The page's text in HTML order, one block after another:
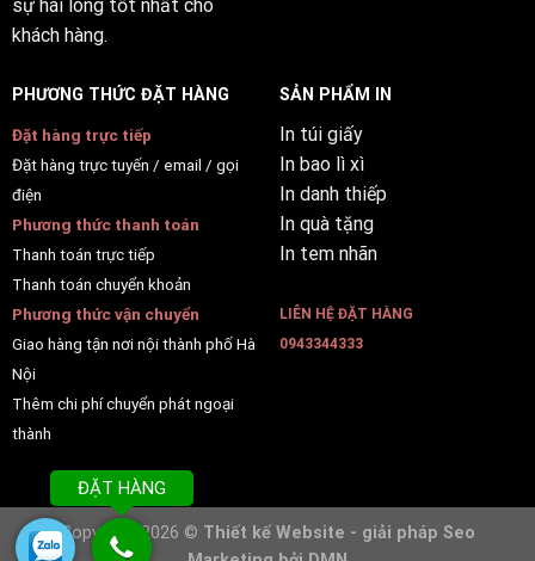
sự hài lòng tốt nhất cho
khách hàng.
PHƯƠNG THỨC ĐẶT HÀNG
Đặt hàng trực tiếp
Đặt hàng trực tuyến / email / gọi
điện
Phương thức thanh toán
Thanh toán trực tiếp
Thanh toán chuyển khoản
Phương thức vận chuyển
Giao hàng tận nơi nội thành phố Hà
Nội
Thêm chi phí chuyển phát ngoại
thành
SẢN PHẨM IN
In túi giấy
In bao lì xì
In danh thiếp
In quà tặng
In tem nhãn
LIÊN HỆ ĐẶT HÀNG
0943344333
Copyright 2026 © Thiết kế Website - giải pháp Seo
ĐẶT HÀNG